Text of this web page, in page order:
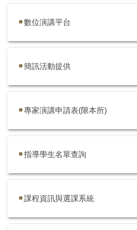
數位演講平台
簡訊活動提供
專家演講申請表(限本所)
指導學生名單查詢
課程資訊與選課系統